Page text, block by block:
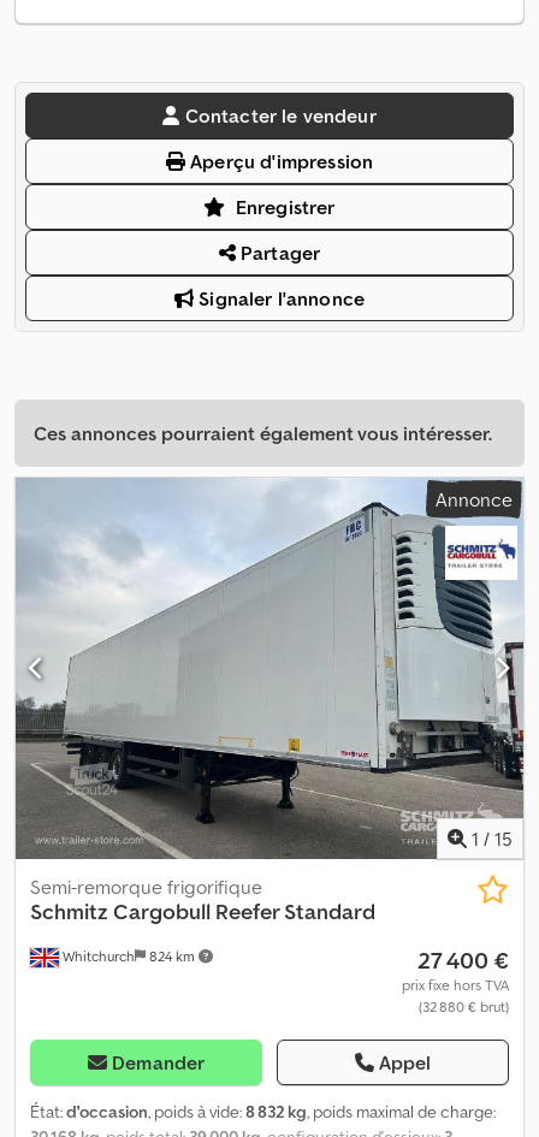
Contacter le vendeur
Aperçu d'impression
Enregistrer
Partager
Signaler l'annonce
Ces annonces pourraient également vous intéresser.
Annonce
1 / 15
Whitchurch 824 km
Semi-remorque frigorifique
Schmitz Cargobull Reefer Standard
27 400 €
prix fixe hors TVA
(32 880 € brut)
Demander Appel
État:d'occasion, poids à vide:8 832 kg, poids maximal de charge: